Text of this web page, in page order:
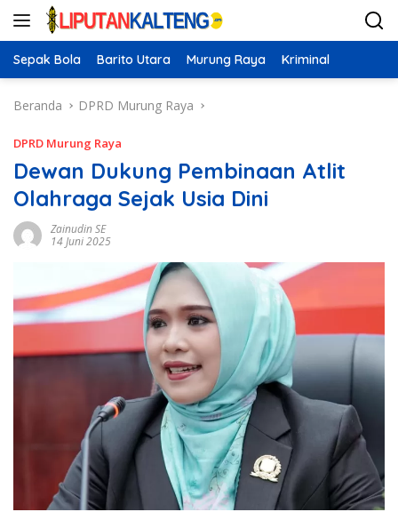
Langsung
Sepak Bola Barito Utara Murung Raya Kriminal
Beranda DPRD Murung Raya
DPRD Murung Raya
Dewan Dukung Pembinaan Atlit
Olahraga Sejak Usia Dini
Zainudin SE
14 Juni 2025